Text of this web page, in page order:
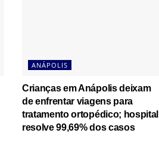
ANÁPOLIS
Crianças em Anápolis deixam
de enfrentar viagens para
tratamento ortopédico; hospital
resolve 99,69% dos casos